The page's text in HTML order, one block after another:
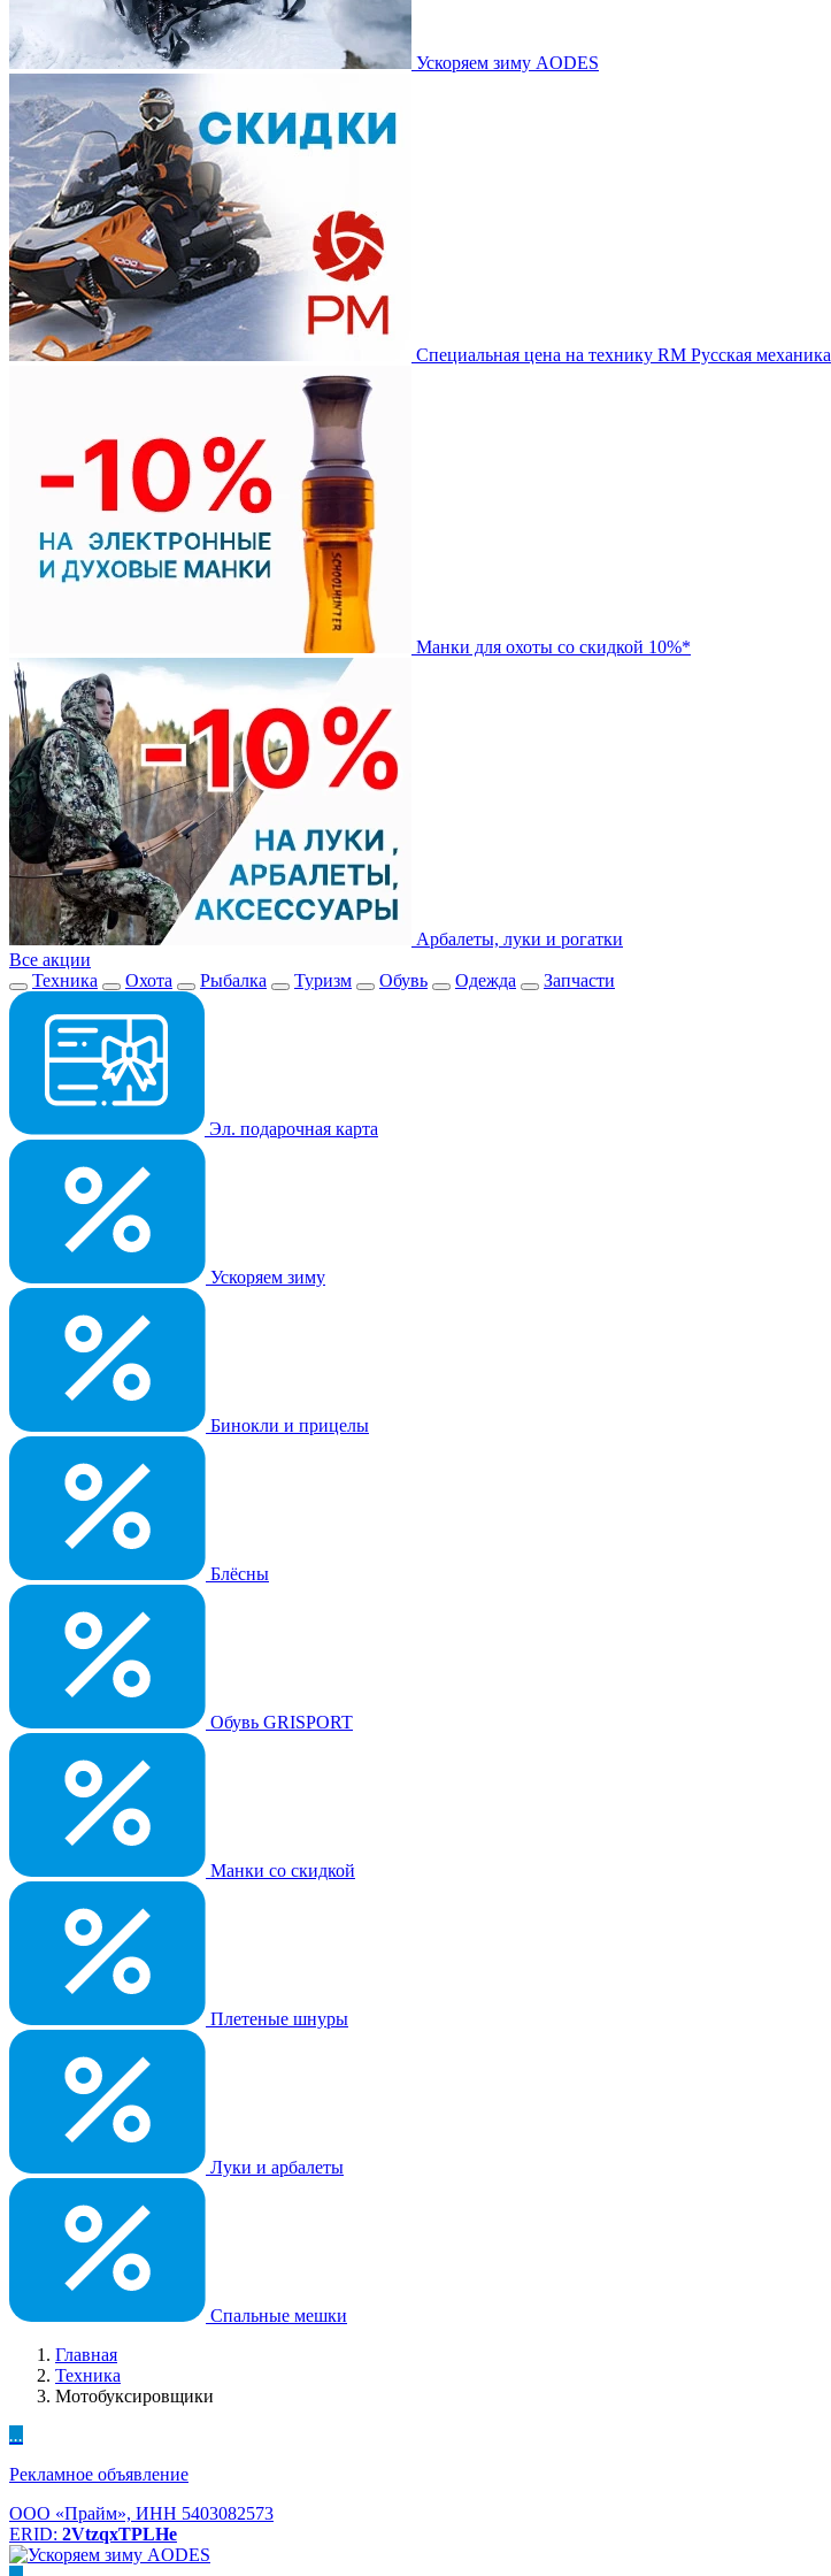
Ускоряем зиму AODES
Специальная цена на технику RM Русская механика
Манки для охоты со скидкой 10%*
Арбалеты, луки и рогатки
Все акции
Техника
Охота Рыбалка Туризм Обувь Одежда Запчасти
Эл. подарочная карта
Ускоряем зиму
Бинокли и прицелы
Блёсны
Обувь GRISPORT
Манки со скидкой
Плетеные шнуры
Луки и арбалеты
Спальные мешки
Главная
Техника
Мотобуксировщики
...
Рекламное объявление
ООО «Прайм», ИНН 5403082573
ERID: 2VtzqxTPLHe